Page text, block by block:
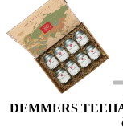
DEMMERS